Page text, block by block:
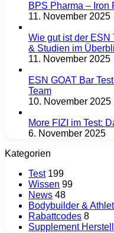
BPS Pharma – Iron
11. November 2025
Wie gut ist der ESN
& Studien im
11. November 2025
ESN GOAT Bar
Team
10. November 2025
More FIZI im Test:
6. November 2025
Kategorien
Test 199
Wissen 99
News 48
Bodybuilder &
Rabattcodes 8
Supplement